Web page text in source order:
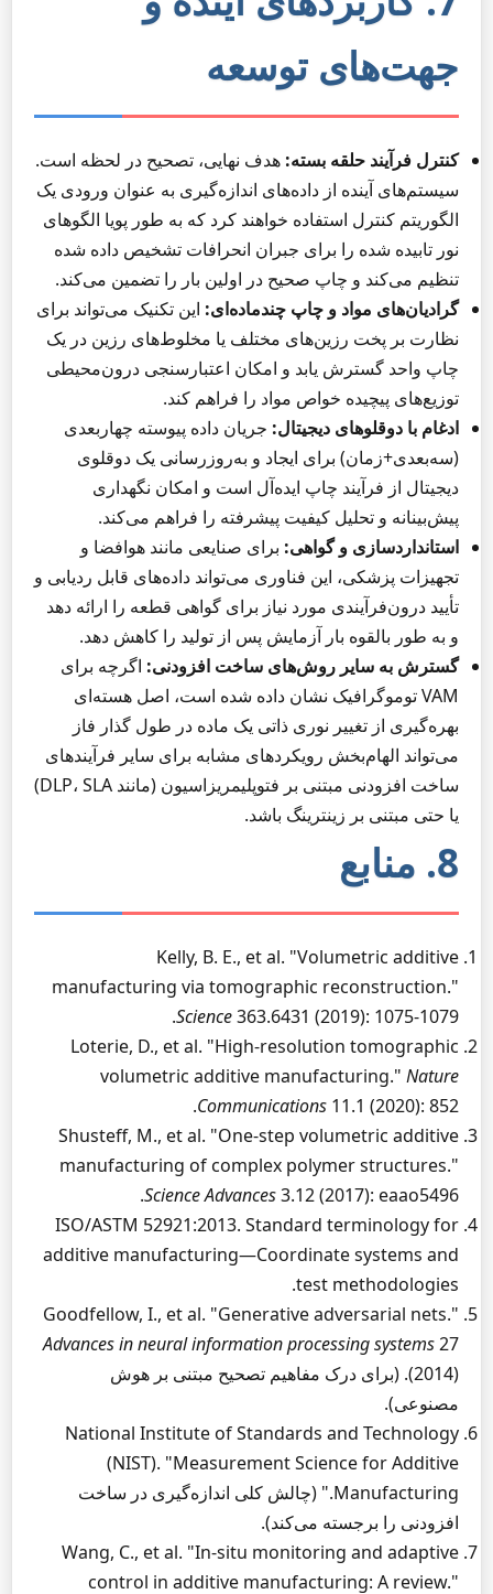
جهت‌های توسعه
کنترل فرآیند حلقه بسته: هدف نهایی، تصحیح در لحظه است.
سیستم‌های آینده از داده‌های اندازه‌گیری به عنوان ورودی یک
الگوریتم کنترل استفاده خواهند کرد که به طور پویا الگوهای
نور تابیده شده را برای جبران انحرافات تشخیص داده شده
تنظیم می‌کند و چاپ صحیح در اولین بار را تضمین می‌کند.
گرادیان‌های مواد و چاپ چندماده‌ای: این تکنیک می‌تواند برای
نظارت بر پخت رزین‌های مختلف یا مخلوط‌های رزین در یک
چاپ واحد گسترش یابد و امکان اعتبارسنجی درون‌محیطی
توزیع‌های پیچیده خواص مواد را فراهم کند.
ادغام با دوقلوهای دیجیتال: جریان داده پیوسته چهار‌بعدی
(سه‌بعدی+زمان) برای ایجاد و به‌روزرسانی یک دوقلوی
دیجیتال از فرآیند چاپ ایده‌آل است و امکان نگهداری
پیش‌بینانه و تحلیل کیفیت پیشرفته را فراهم می‌کند.
استانداردسازی و گواهی: برای صنایعی مانند هوافضا و
تجهیزات پزشکی، این فناوری می‌تواند داده‌های قابل ردیابی و
تأیید درون‌فرآیندی مورد نیاز برای گواهی قطعه را ارائه دهد
و به طور بالقوه بار آزمایش پس از تولید را کاهش دهد.
گسترش به سایر روش‌های ساخت افزودنی: اگرچه برای
VAM توموگرافیک نشان داده شده است، اصل هسته‌ای
بهره‌گیری از تغییر نوری ذاتی یک ماده در طول گذار فاز
می‌تواند الهام‌بخش رویکردهای مشابه برای سایر فرآیندهای
ساخت افزودنی مبتنی بر فتوپلیمریزاسیون (مانند DLP، SLA)
یا حتی مبتنی بر زینترینگ باشد.
8. منابع
Kelly, B. E., et al. "Volumetric additive
manufacturing via tomographic reconstruction."
Science363.6431 (2019): 1075-1079.
Loterie, D., et al. "High-resolution tomographic
volumetric additive manufacturing." Nature
Communications 11.1 (2020): 852.
Shusteff, M., et al. "One-step volumetric additive
manufacturing of complex polymer structures."
Science Advances3.12 (2017): eaao5496.
ISO/ASTM 52921:2013. Standard terminology for
additive manufacturing—Coordinate systems and
test methodologies.
Goodfellow, I., et al. "Generative adversarial nets."
Advances in neural information processing systems27
(2014). (برای درک مفاهیم تصحیح مبتنی بر هوش
مصنوعی).
National Institute of Standards and Technology
(NIST). "Measurement Science for Additive
Manufacturing." (چالش کلی اندازه‌گیری در ساخت
افزودنی را برجسته می‌کند).
Wang, C., et al. "In-situ monitoring and adaptive
control in additive manufacturing: A review."